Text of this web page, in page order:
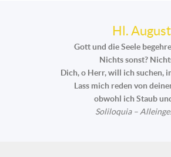
Hl.
Gott und die Seele
Nichts sonst?
Dich, o Herr, will ich suchen,
Lass mich reden von
obwohl ich Staub
Soliloquia –